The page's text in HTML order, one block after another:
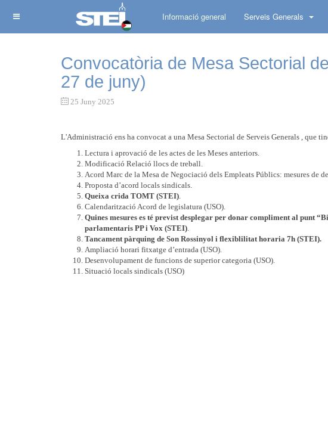
Informació general Serveis Generals
Convocatòria de Mesa Sectorial
27 de juny)
25 Juny 2025
L'Administració ens ha convocat a una Mesa Sectorial de Serveis Generals , que
Lectura i aprovació de les actes de les Meses anteriors.
Modificació Relació llocs de treball.
Acord Marc de la Mesa de Negociació dels Empleats Públics: mesures de
Proposta d’acord locals sindicals.
Queixa crida TOMT (STEI).
Calendarització Acord de legislatura (USO).
Quines mesures es té previst desplegar per donar compliment al punt
parlamentaris PP i Vox (STEI).
Tancament pàrquing de Son Rossinyol i flexiblilitat horaria 7h (STEI).
Ampliació horari fitxatge d’entrada (USO).
Desenvolupament de funcions de superior categoria (USO).
Situació locals sindicals (USO)